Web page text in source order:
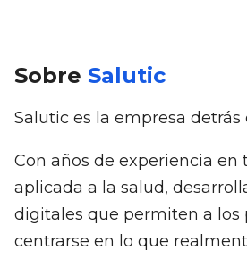
Sobre Salutic
Salutic es la empresa detrás
Con años de experiencia en
aplicada a la salud,
digitales que permiten a los
centrarse en lo que